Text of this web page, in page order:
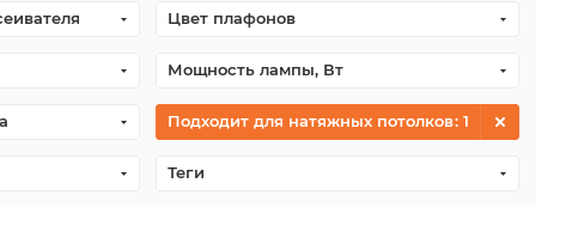
Цвет плафонов
Мощность лампы, Вт
Подходит для натяжных потолков: 1
Теги